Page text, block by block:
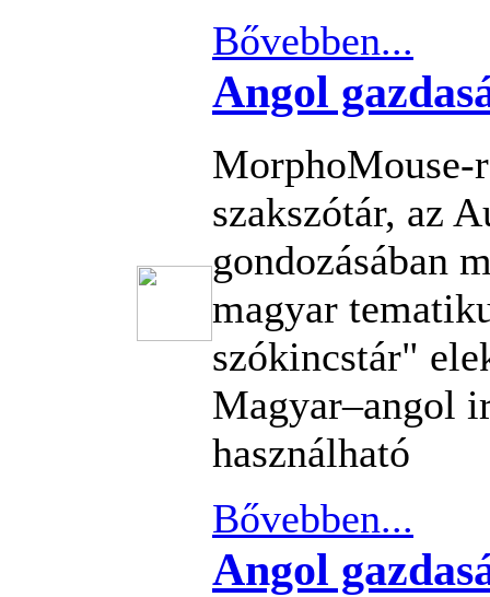
Bővebben...
Angol
MorphoMouse-
szakszótár, az
gondozásában
magyar
szókincstár"
Magyar–angol
használható
Bővebben...
Angol